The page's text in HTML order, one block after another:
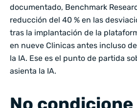
documentado, Benchmark
reducción del 40 % en las
tras la implantación de la
en nueve Clinicas antes incluso
la IA. Ese es el punto de partida
asienta la IA.